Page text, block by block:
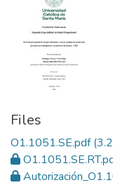
Files
O1.1051.SE.pdf